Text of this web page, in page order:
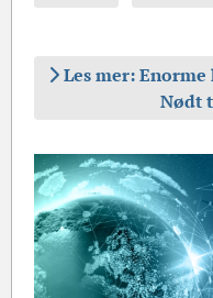
Les mer:
Nødt